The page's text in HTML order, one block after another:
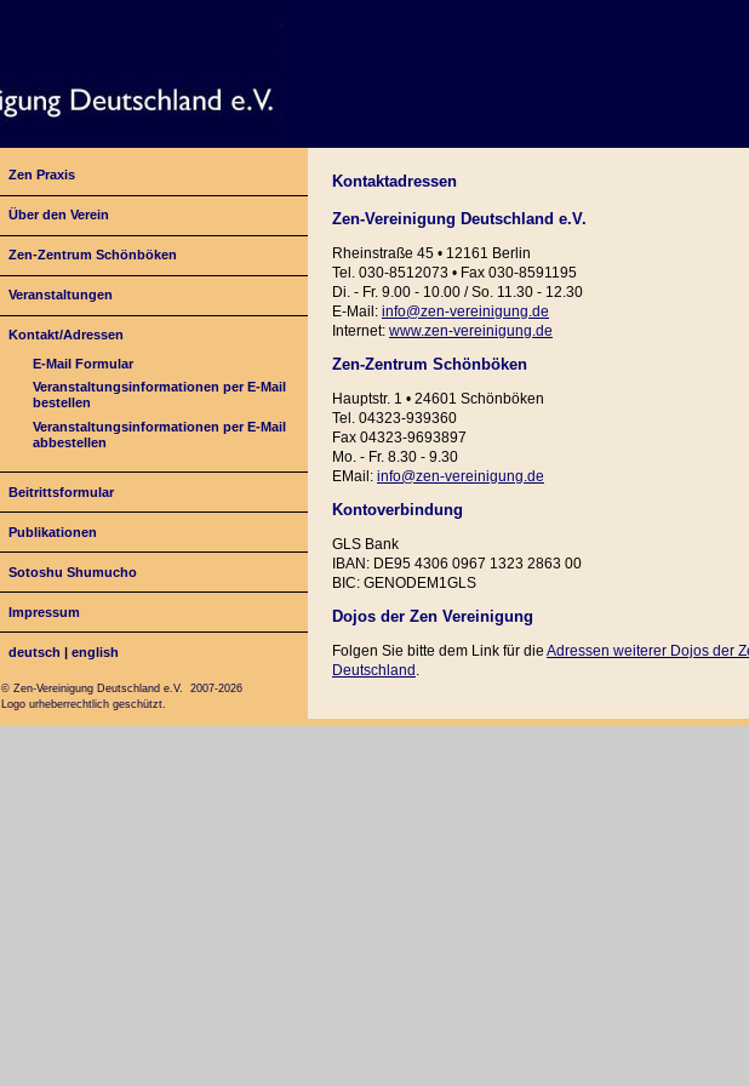
Zen Praxis
Über den Verein
Zen-Zentrum Schönböken
Veranstaltungen
Kontakt/Adressen
E-Mail Formular
Veranstaltungsinformationen per E-Mail
bestellen
Veranstaltungsinformationen per E-Mail
abbestellen
Beitrittsformular
Publikationen
Sotoshu Shumucho
Impressum
deutsch |english
Kontaktadressen
Zen-Vereinigung Deutschland e.V.
Rheinstraße 45 • 12161 Berlin
Tel. 030-8512073 • Fax 030-8591195
Di. - Fr. 9.00 - 10.00 / So. 11.30 - 12.30
E-Mail: info@zen-vereinigung.de
Internet: www.zen-vereinigung.de
Zen-Zentrum Schönböken
Hauptstr. 1 • 24601 Schönböken
Tel. 04323-939360
Fax 04323-9693897
Mo. - Fr. 8.30 - 9.30
EMail: info@zen-vereinigung.de
Kontoverbindung
GLS Bank
IBAN: DE95 4306 0967 1323 2863 00
BIC: GENODEM1GLS
Dojos der Zen Vereinigung
Folgen Sie bitte dem Link für die Adressen weiterer Dojos der
Deutschland .
© Zen-Vereinigung Deutschland e.V. 2007-2026
Logo urheberrechtlich geschützt.